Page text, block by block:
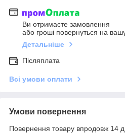
Ви отримаєте замовлення
або гроші повернуться на
Детальніше
Післяплата
Всі умови оплати
Умови повернення
Повернення товару впродовж 14